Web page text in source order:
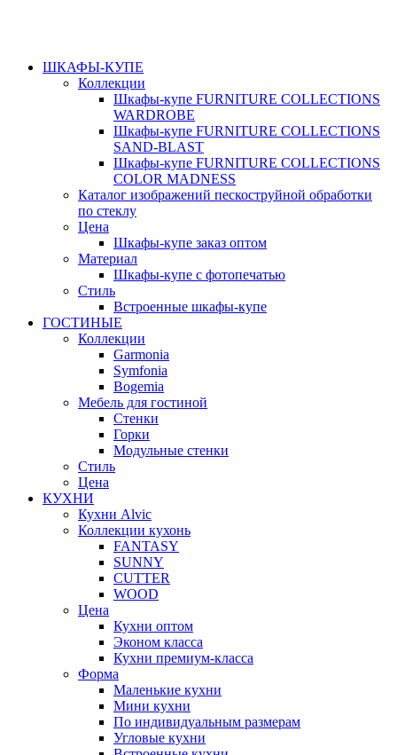
ШКАФЫ-КУПЕ
Коллекции
Шкафы-купе FURNITURE COLLECTIONS
WARDROBE
Шкафы-купе FURNITURE COLLECTIONS
SAND-BLAST
Шкафы-купе FURNITURE COLLECTIONS
COLOR MADNESS
Каталог изображений пескоструйной обработки
по стеклу
Цена
Шкафы-купе заказ оптом
Материал
Шкафы-купе с фотопечатью
Стиль
Встроенные шкафы-купе
ГОСТИНЫЕ
Коллекции
Garmonia
Symfonia
Bogemia
Мебель для гостиной
Стенки
Горки
Модульные стенки
Стиль
Цена
КУХНИ
Кухни Alvic
Коллекции кухонь
FANTASY
SUNNY
CUTTER
WOOD
Цена
Кухни оптом
Эконом класса
Кухни премиум-класса
Форма
Маленькие кухни
Мини кухни
По индивидуальным размерам
Угловые кухни